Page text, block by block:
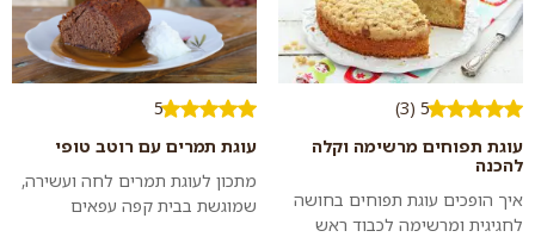
5 (3)
עוגת תפוחים מרשימה וקלה
להכנה
איך הופכים עוגת תפוחים בחושה
לחגיגית ומרשימה לכבוד ראש
5
עוגת תמרים עם רוטב טופי
מתכון לעוגת תמרים לחה ועשירה,
שמוגשת בבית קפה עפאים